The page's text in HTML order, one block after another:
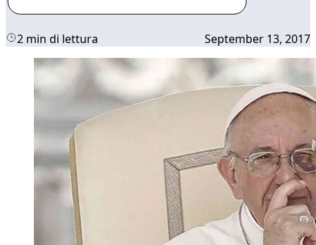
2 min di lettura September 13, 2017